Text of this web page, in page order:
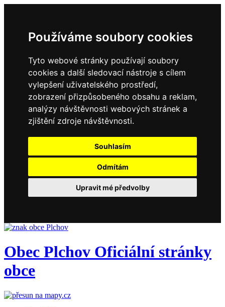
Používáme soubory cookies
Tyto webové stránky používají soubory
cookies a další sledovací nástroje s cílem
vylepšení uživatelského prostředí,
zobrazení přizpůsobeného obsahu a reklam,
analýzy návštěvnosti webových stránek a
zjištění zdroje návštěvnosti.
Souhlasím
Odmítám
Upravit mé předvolby
Obec Plchov Oficiální stránky
obce